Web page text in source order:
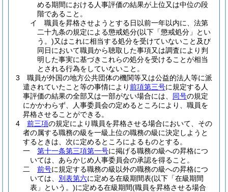
める期間における人事評価の結果が上位又は中位の段
階であること。
イ
職員を昇格させようとする日以前一年以内に、法第
二十九条の規定による懲戒処分(以下「懲戒処分」とい
う。)又はこれに相当する処分を受けていないこと及び
同日において職員から聴取した事項又は調査により判
明した事実に基づきこれらの処分を受けることが相当
とされる行為をしていないこと。
3
職員が外国の地方公共団体の機関等又は公益的法人等に派
遣されていたこと等の事情により前項第三号に規定する人
事評価の結果の全部又は一部がない場合には、 同号の規定
にかかわらず、人事委員会の定めるところにより、職員を
昇格させることができる。
4
前三項の規定により職員を昇格させる場合において、その
者の属する職務の級を一級上位の職務の級に決定しようと
するときは、次に定めるところによるものとする。
一
第十一条第三項第一号に掲げる職務の級への昇格につ
いては、あらかじめ人事委員会の承認を得ること。
二
前号に規定する職務の級以外の職務の級への昇格につ
いては、 別表第六に定める在級期間表(以下「在級期間
表」という。)に定める在級期間(職員を昇格させる場合